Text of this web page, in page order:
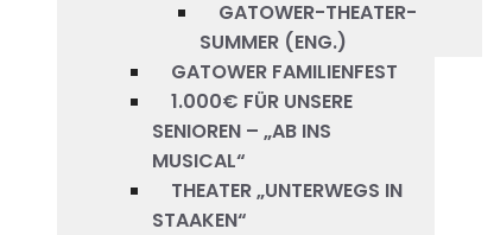
GATOWER-THEATER-
SUMMER (ENG.)
GATOWER FAMILIENFEST
1.000€ FÜR UNSERE
SENIOREN – „AB INS
MUSICAL“
THEATER „UNTERWEGS IN
STAAKEN“